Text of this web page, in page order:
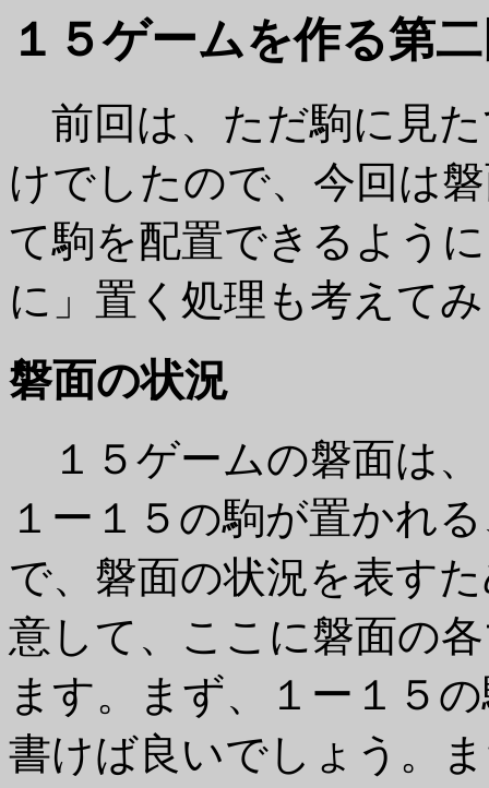
１５ゲームを作る第
前回は、ただ駒に見
けでしたので、今回は
て駒を配置できるよう
に」置く処理も考えて
磐面の状況
１５ゲームの磐面は
１ー１５の駒が置かれ
で、磐面の状況を表す
意して、ここに磐面の
ます。まず、１ー１５
書けば良いでしょう。